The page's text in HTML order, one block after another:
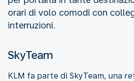
orari di volo comodi con
interruzioni.
SkyTeam
KLM fa parte di SkyTeam, una